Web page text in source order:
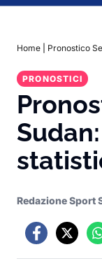
Home Pronostico
PRONOSTICI
Redazione Sport